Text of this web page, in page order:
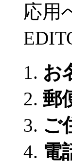
応用
お
郵
ご
電